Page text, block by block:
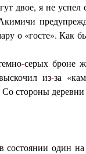
двое, я не успел
о «госте». Как
-серых броне
из-за
Со стороны
состоянии один